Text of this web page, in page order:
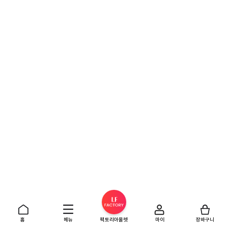
홈 메뉴 팩토리아울렛 마이 장바구니